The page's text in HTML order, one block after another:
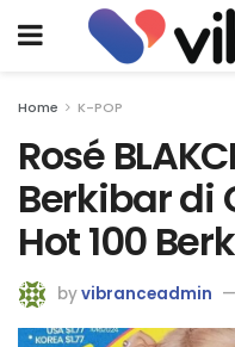
Home K-POP
Rosé
Berkibar di
Hot 100
byvibranceadmin